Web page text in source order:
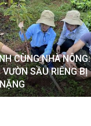
CÙNG NHÀ NÔNG:
VƯỜN SẦU RIÊNG BỊ